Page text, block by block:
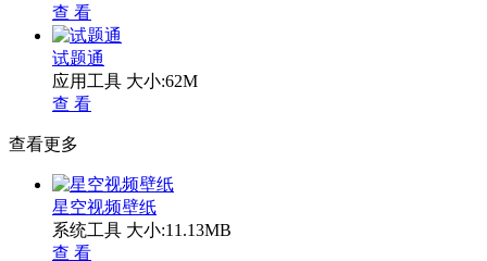
查 看
试题通
应用工具 大小:62M
查 看
查看更多
星空视频壁纸
系统工具 大小:11.13MB
查 看